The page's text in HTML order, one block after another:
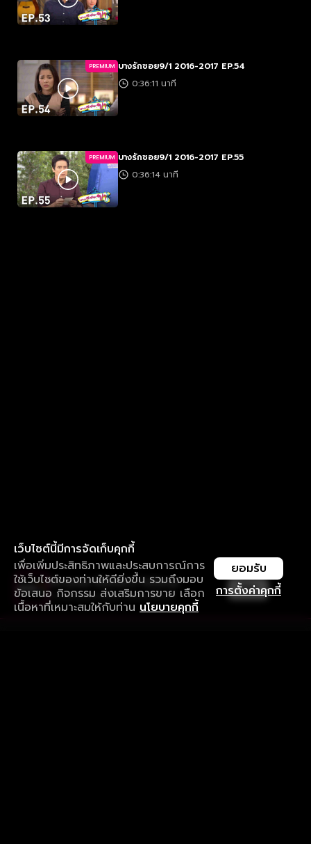
PREMIUM บางรักซอย9/1 2016-2017 EP.54
0:36:11 นาที
PREMIUM บางรักซอย9/1 2016-2017 EP.55
0:36:14 นาที
เว็บไซต์นี้มีการจัดเก็บคุกกี้
เพื่อเพิ่มประสิทธิภาพและประสบการณ์การ
ใช้เว็บไซต์ของท่านให้ดียิ่งขึ้น รวมถึงมอบ
ข้อเสนอ กิจกรรม ส่งเสริมการขาย เลือก
เนื้อหาที่เหมาะสมให้กับท่าน นโยบายคุกกี้
การตั้งค่าคุกกี้
ยอมรับ
ใช้งานแอป ลื่นไหลกว่า ไม่มีสะดุด
ดาวน์โหลดแอปเพื่อการรับชมที่ดีกว่า เปิด